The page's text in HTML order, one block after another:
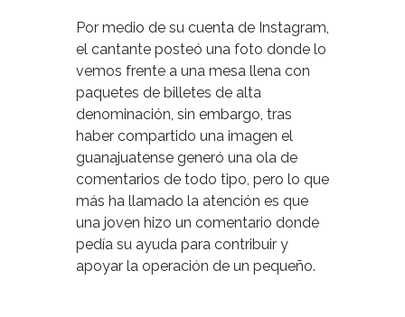
Por medio de su cuenta de Instagram,
el cantante posteó una foto donde lo
vemos frente a una mesa llena con
paquetes de billetes de alta
denominación, sin embargo, tras
haber compartido una imagen el
guanajuatense generó una ola de
comentarios de todo tipo, pero lo que
más ha llamado la atención es que
una joven hizo un comentario donde
pedía su ayuda para contribuir y
apoyar la operación de un pequeño.